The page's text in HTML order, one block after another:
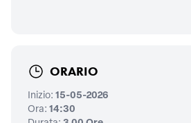
ORARIO
Inizio: 15-05-2026
Ora: 14:30